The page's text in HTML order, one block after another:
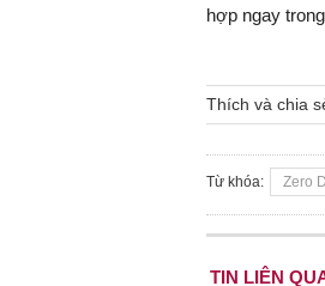
hợp ngay
Thích và chia
Từ khóa: Zero
TIN LIÊN